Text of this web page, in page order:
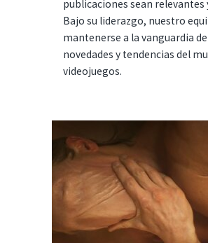
publicaciones sean relevantes
Bajo su liderazgo, nuestro
mantenerse a la vanguardia
novedades y tendencias del
videojuegos.